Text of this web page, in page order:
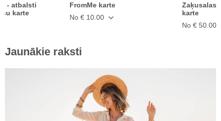
- atbalsti
karte
FromMe karte
No € 10.00
Zaķusalas
karte
No € 50.00
Jaunākie raksti